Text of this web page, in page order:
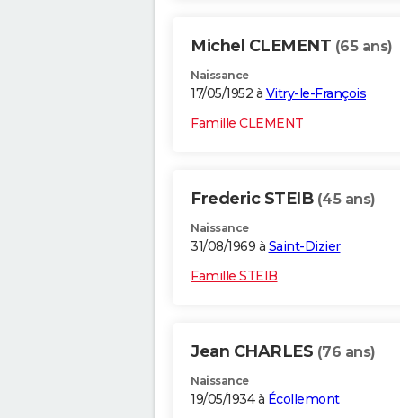
Michel CLEMENT (65 ans)
Naissance
17/05/1952 à Vitry-le-François
Famille CLEMENT
Frederic STEIB (45 ans)
Naissance
31/08/1969 à Saint-Dizier
Famille STEIB
Jean CHARLES (76 ans)
Naissance
19/05/1934 à Écollemont